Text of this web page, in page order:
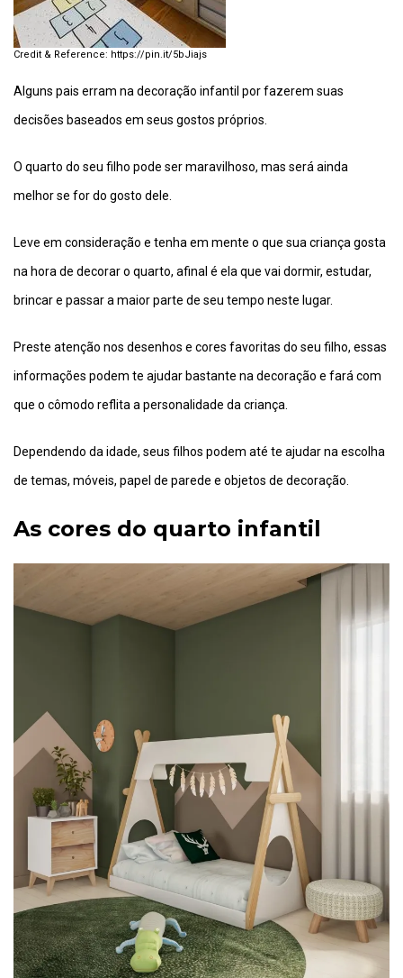
https://pin.it/5bJiajs
Alguns pais erram na decoração infantil por fazerem suas
decisões baseados em seus gostos próprios.
O quarto do seu filho pode ser maravilhoso, mas será ainda
melhor se for do gosto dele.
Leve em consideração e tenha em mente o que sua criança gosta
na hora de decorar o quarto, afinal é ela que vai dormir, estudar,
brincar e passar a maior parte de seu tempo neste lugar.
Preste atenção nos desenhos e cores favoritas do seu filho, essas
informações podem te ajudar bastante na decoração e fará com
que o cômodo reflita a personalidade da criança.
Dependendo da idade, seus filhos podem até te ajudar na escolha
de temas, móveis, papel de parede e objetos de decoração.
As cores do quarto infantil